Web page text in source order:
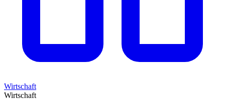
Wirtschaft
Wirtschaft